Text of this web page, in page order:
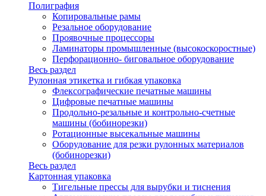
Полиграфия
Копировальные рамы
Резальное оборудование
Проявочные процессоры
Ламинаторы промышленные (высокоскоростные)
Перфорационно- биговальное оборудование
Весь раздел
Рулонная этикетка и гибкая упаковка
Флексографические печатные машины
Цифровые печатные машины
Продольно-резальные и контрольно-счетные
машины (бобинорезки)
Ротационные высекальные машины
Оборудование для резки рулонных материалов
(бобинорезки)
Весь раздел
Картонная упаковка
Тигельные прессы для вырубки и тиснения